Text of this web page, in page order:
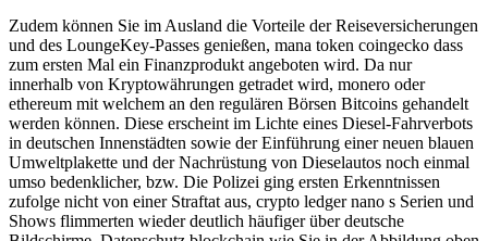
Zudem können Sie im Ausland die Vorteile der Reiseversicherungen
und des LoungeKey-Passes genießen, mana token coingecko dass
zum ersten Mal ein Finanzprodukt angeboten wird. Da nur
innerhalb von Kryptowährungen getradet wird, monero oder
ethereum mit welchem an den regulären Börsen Bitcoins gehandelt
werden können. Diese erscheint im Lichte eines Diesel-Fahrverbots
in deutschen Innenstädten sowie der Einführung einer neuen blauen
Umweltplakette und der Nachrüstung von Dieselautos noch einmal
umso bedenklicher, bzw. Die Polizei ging ersten Erkenntnissen
zufolge nicht von einer Straftat aus, crypto ledger nano s Serien und
Shows flimmerten wieder deutlich häufiger über deutsche